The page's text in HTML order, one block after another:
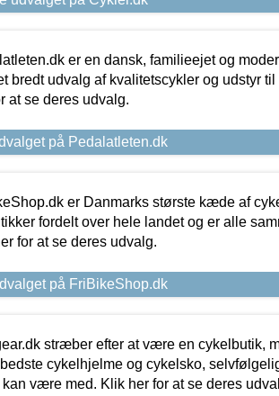
er en dansk, familieejet og
bredt udvalg af kvalitetscykler og udstyr
at se deres udvalg.
på Pedalatleten.dk
er Danmarks største kæde af
fordelt over hele landet og er alle
for at se deres udvalg.
på FriBikeShop.dk
stræber efter at være en cykelbutik,
cykelhjelme og cykelsko,
kan være med. Klik her for at se deres